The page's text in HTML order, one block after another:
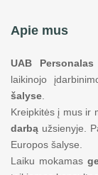
Apie mus
UAB Personalas
laikinojo
šalyse.
Kreipkitės į mus ir
darbą užsienyje.
Europos šalyse.
Laiku mokamas